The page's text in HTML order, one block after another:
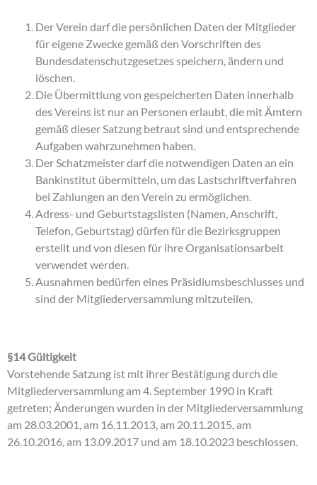
Der Verein darf die persönlichen Daten der Mitglieder
für eigene Zwecke gemäß den Vorschriften des
Bundesdatenschutzgesetzes speichern, ändern und
löschen.
Die Übermittlung von gespeicherten Daten innerhalb
des Vereins ist nur an Personen erlaubt, die mit Ämtern
gemäß dieser Satzung betraut sind und entsprechende
Aufgaben wahrzunehmen haben.
Der Schatzmeister darf die notwendigen Daten an ein
Bankinstitut übermitteln, um das Lastschriftverfahren
bei Zahlungen an den Verein zu ermöglichen.
Adress- und Geburtstagslisten (Namen, Anschrift,
Telefon, Geburtstag) dürfen für die Bezirksgruppen
erstellt und von diesen für ihre Organisationsarbeit
verwendet werden.
Ausnahmen bedürfen eines Präsidiumsbeschlusses und
sind der Mitgliederversammlung mitzuteilen.
§14 Gültigkeit
Vorstehende Satzung ist mit ihrer Bestätigung durch die
Mitgliederversammlung am 4. September 1990 in Kraft
getreten; Änderungen wurden in der Mitgliederversammlung
am 28.03.2001, am 16.11.2013, am 20.11.2015, am
26.10.2016, am 13.09.2017 und am 18.10.2023 beschlossen.